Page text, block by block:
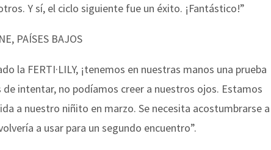
Y sí, el ciclo siguiente fue un éxito. ¡Fantástico!”
PAÍSES BAJOS
la FERTI·LILY, ¡tenemos en nuestras manos una prueba
intentar, no podíamos creer a nuestros ojos. Estamos
a nuestro niñito en marzo. Se necesita acostumbrarse a
a usar para un segundo encuentro”.